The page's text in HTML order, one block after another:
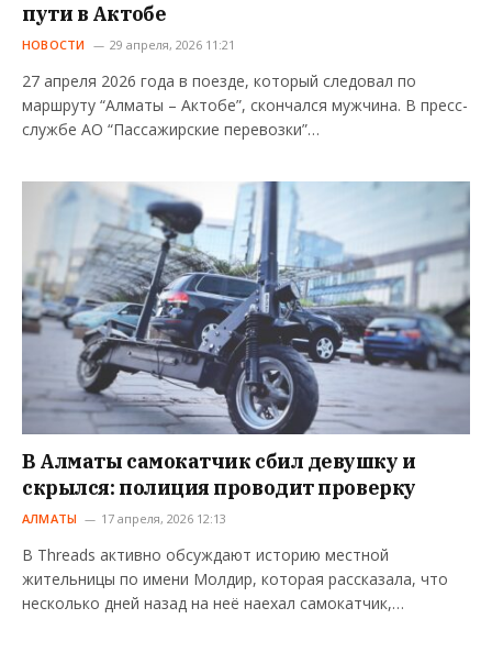
пути в Актобе
НОВОСТИ 29 апреля, 2026 11:21
27 апреля 2026 года в поезде, который следовал по
маршруту “Алматы – Актобе”, скончался мужчина. В пресс-
службе АО “Пассажирские перевозки”…
В Алматы самокатчик сбил девушку и
скрылся: полиция проводит проверку
АЛМАТЫ 17 апреля, 2026 12:13
В Threads активно обсуждают историю местной
жительницы по имени Молдир, которая рассказала, что
несколько дней назад на неё наехал самокатчик,…